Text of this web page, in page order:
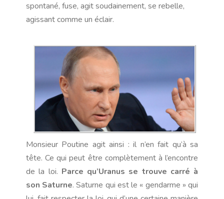
spontané, fuse, agit soudainement, se rebelle,
agissant comme un éclair.
Monsieur Poutine agit ainsi : il n’en fait qu’à sa
tête. Ce qui peut être complètement à l’encontre
de la loi. Parce qu’Uranus se trouve carré à
son Saturne. Saturne qui est le « gendarme » qui